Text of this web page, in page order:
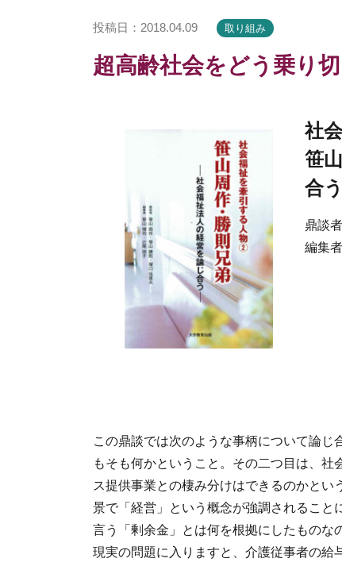
投稿日：2018.04.09 取り組み
超高齢社会をどう乗り
社
笹
合
鼎談
編集
この鼎談では次のような事柄について論
もそも何かということ。その二つ目は、
ス提供事業との棲み分けはできるのかと
景で「経営」という概念が強調されること
言う「剰余金」とは何を根拠にしたものな
現実の問題に入りますと、介護従事者の